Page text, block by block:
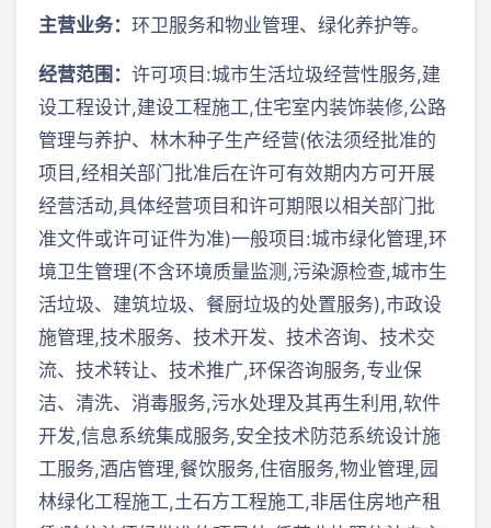
主营业务： 环卫服务和物业管理、绿化养护等。
经营范围： 许可项目:城市生活垃圾经营性服务,建
设工程设计,建设工程施工,住宅室内装饰装修,公路
管理与养护、林木种子生产经营(依法须经批准的
项目,经相关部门批准后在许可有效期内方可开展
经营活动,具体经营项目和许可期限以相关部门批
准文件或许可证件为准)一般项目:城市绿化管理,环
境卫生管理(不含环境质量监测,污染源检查,城市生
活垃圾、建筑垃圾、餐厨垃圾的处置服务),市政设
施管理,技术服务、技术开发、技术咨询、技术交
流、技术转让、技术推广,环保咨询服务,专业保
洁、清洗、消毒服务,污水处理及其再生利用,软件
开发,信息系统集成服务,安全技术防范系统设计施
工服务,酒店管理,餐饮服务,住宿服务,物业管理,园
林绿化工程施工,土石方工程施工,非居住房地产租